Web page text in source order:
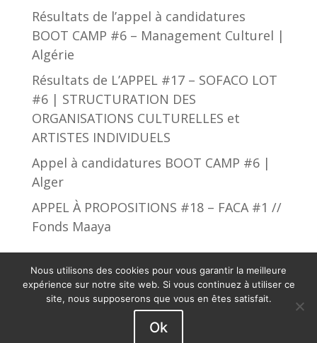
Résultats de l’appel à candidatures
BOOT CAMP #6 – Management Culturel |
Algérie
Résultats de L’APPEL #17 – SOFACO LOT
#6 | STRUCTURATION DES
ORGANISATIONS CULTURELLES et
ARTISTES INDIVIDUELS
Appel à candidatures BOOT CAMP #6 |
Alger
APPEL À PROPOSITIONS #18 – FACA #1 //
Fonds Maaya
African Culture Fund © 2019 - 2023. Tous droits
Nous utilisons des cookies pour vous garantir la meilleure
expérience sur notre site web. Si vous continuez à utiliser ce
site, nous supposerons que vous en êtes satisfait.
Ok